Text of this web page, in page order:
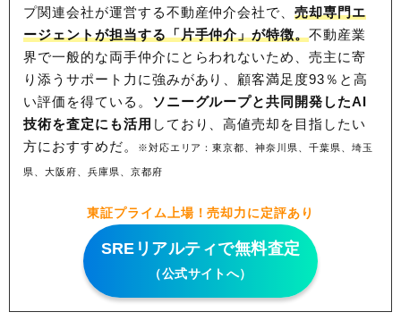
プ関連会社が運営する不動産仲介会社で、売却専門エ
ージェントが担当する「片手仲介」が特徴。不動産業
界で一般的な両手仲介にとらわれないため、売主に寄
り添うサポート力に強みがあり、顧客満足度93％と高
い評価を得ている。 ソニーグループと共同開発したAI
技術を査定にも活用 しており、高値売却を目指したい
方におすすめだ。
※対応エリア：東京都、神奈川県、千葉県、埼玉
県、大阪府、兵庫県、京都府
東証プライム上場！売却力に定評あり
SREリアルティで無料査定
（公式サイトへ）